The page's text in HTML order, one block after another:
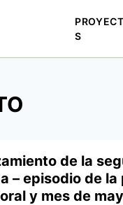
S
de la
– episodio de la
y mes de